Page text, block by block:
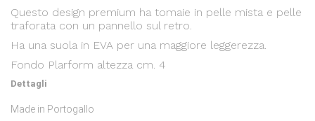
Questo design premium ha tomaie in pelle mista e pelle
traforata con un pannello sul retro.
Ha una suola in EVA per una maggiore leggerezza.
Fondo Plarform altezza cm. 4
Dettagli
Made in Portogallo